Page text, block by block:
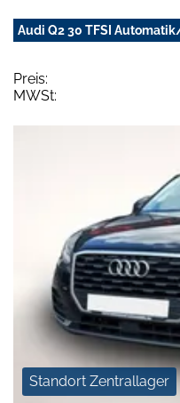
Audi Q2 30 TFSI
Preis:
MWSt:
Standort Zentrallager